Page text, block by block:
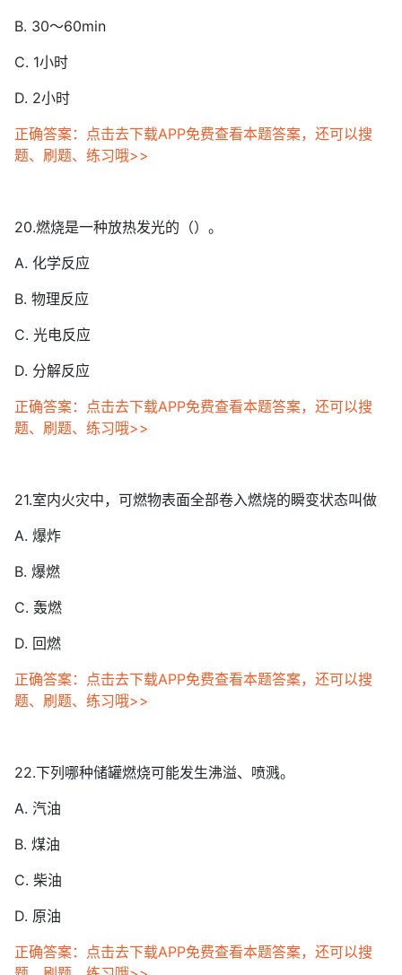
B. 30～60min
C. 1小时
D. 2小时
正确答案：点击去下载APP免费查看本题答案，还可以搜
题、刷题、练习哦>>
20.燃烧是一种放热发光的（）。
A. 化学反应
B. 物理反应
C. 光电反应
D. 分解反应
正确答案：点击去下载APP免费查看本题答案，还可以搜
题、刷题、练习哦>>
21.室内火灾中，可燃物表面全部卷入燃烧的瞬变状态叫做
A. 爆炸
B. 爆燃
C. 轰燃
D. 回燃
正确答案：点击去下载APP免费查看本题答案，还可以搜
题、刷题、练习哦>>
22.下列哪种储罐燃烧可能发生沸溢、喷溅。
A. 汽油
B. 煤油
C. 柴油
D. 原油
正确答案：点击去下载APP免费查看本题答案，还可以搜